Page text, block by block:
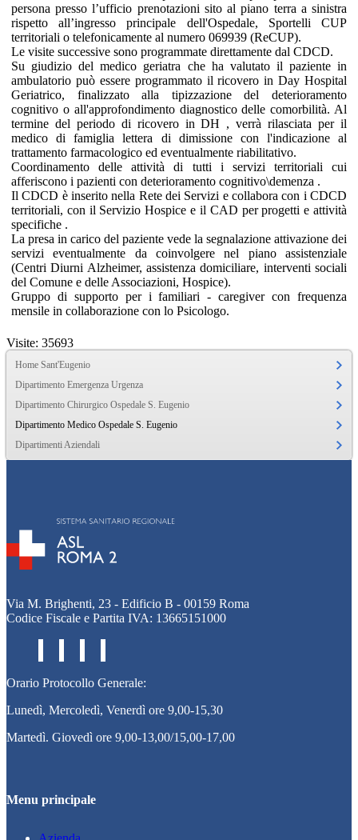
persona presso l’ufficio prenotazioni sito al piano terra a sinistra
rispetto all’ingresso principale dell'Ospedale, Sportelli CUP
territoriali o telefonicamente al numero 069939 (ReCUP).
Le visite successive sono programmate direttamente dal CDCD.
Su giudizio del medico geriatra che ha valutato il paziente in
ambulatorio può essere programmato il ricovero in Day Hospital
Geriatrico, finalizzato alla tipizzazione del deterioramento
cognitivo o all'approfondimento diagnostico delle comorbilità. Al
termine del periodo di ricovero in DH , verrà rilasciata per il
medico di famiglia lettera di dimissione con l'indicazione al
trattamento farmacologico ed eventualmente riabilitativo.
Coordinamento delle attività di tutti i servizi territoriali cui
afferiscono i pazienti con deterioramento cognitivo\demenza .
Il CDCD è inserito nella Rete dei Servizi e collabora con i CDCD
territoriali, con il Servizio Hospice e il CAD per progetti e attività
specifiche .
La presa in carico del paziente vede la segnalazione attivazione dei
servizi eventualmente da coinvolgere nel piano assistenziale
(Centri Diurni Alzheimer, assistenza domiciliare, interventi sociali
del Comune e delle Associazioni, Hospice).
Gruppo di supporto per i familiari - caregiver con frequenza
mensile in collaborazione con lo Psicologo.
Visite: 35693
Home Sant'Eugenio
Dipartimento Emergenza Urgenza
Dipartimento Chirurgico Ospedale S. Eugenio
Dipartimento Medico Ospedale S. Eugenio
Dipartimenti Aziendali
Via M. Brighenti, 23 - Edificio B - 00159 Roma
Codice Fiscale e Partita IVA: 13665151000
Orario Protocollo Generale:
Lunedì, Mercoledì, Venerdì ore 9,00-15,30
Martedì. Giovedì ore 9,00-13,00/15,00-17,00
Menu principale